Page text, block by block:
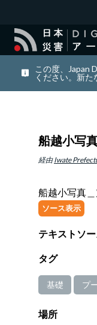
この度、Japan
ください。新た
船越小写
経由 Iwate
船越小写真
ソース表示
テキストソ
タグ
基礎 プ
場所